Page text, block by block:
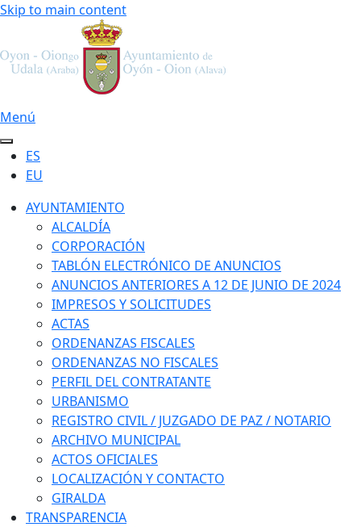
Skip to main content
Menú
ES
EU
AYUNTAMIENTO
ALCALDÍA
CORPORACIÓN
TABLÓN ELECTRÓNICO DE ANUNCIOS
ANUNCIOS ANTERIORES A 12 DE JUNIO DE 2024
IMPRESOS Y SOLICITUDES
ACTAS
ORDENANZAS FISCALES
ORDENANZAS NO FISCALES
PERFIL DEL CONTRATANTE
URBANISMO
REGISTRO CIVIL / JUZGADO DE PAZ / NOTARIO
ARCHIVO MUNICIPAL
ACTOS OFICIALES
LOCALIZACIÓN Y CONTACTO
GIRALDA
TRANSPARENCIA